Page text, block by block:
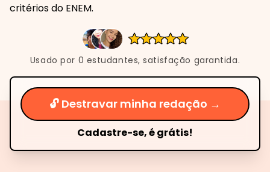
critérios do ENEM.
Usado por 0 estudantes, satisfação garantida.
🔓 Destravar minha redação →
Cadastre-se, é grátis!